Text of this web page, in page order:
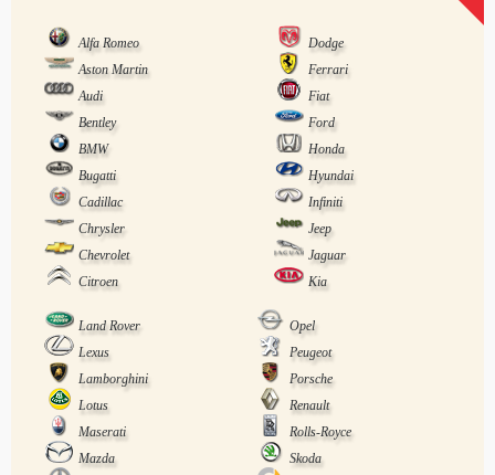
Alfa Romeo
Dodge
Aston Martin
Ferrari
Audi
Fiat
Bentley
Ford
BMW
Honda
Bugatti
Hyundai
Cadillac
Infiniti
Chrysler
Jeep
Chevrolet
Jaguar
Citroen
Kia
Land Rover
Opel
Lexus
Peugeot
Lamborghini
Porsche
Lotus
Renault
Maserati
Rolls-Royce
Mazda
Skoda